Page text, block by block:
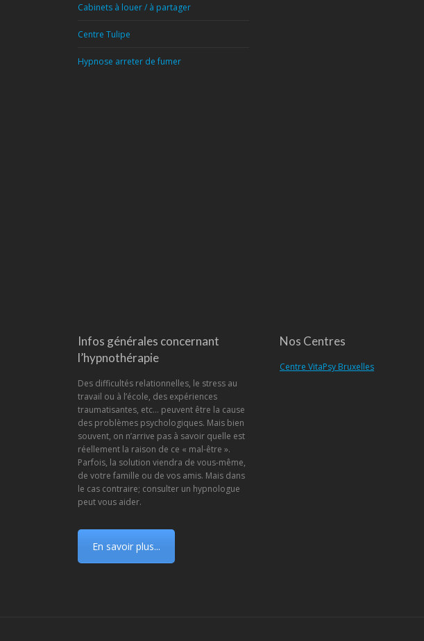
Cabinets à louer / à partager
Centre Tulipe
Hypnose arreter de fumer
Infos générales concernant
l’hypnothérapie
Des difficultés relationnelles, le stress au
travail ou à l’école, des expériences
traumatisantes, etc… peuvent être la cause
des problèmes psychologiques. Mais bien
souvent, on n’arrive pas à savoir quelle est
réellement la raison de ce « mal-être ».
Parfois, la solution viendra de vous-même,
de votre famille ou de vos amis. Mais dans
le cas contraire; consulter un hypnologue
peut vous aider.
En savoir plus...
Nos Centres
Centre VitaPsy Bruxelles